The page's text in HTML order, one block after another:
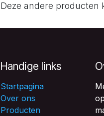
Deze andere producten
Handige links
Startpagina
Over ons
Producten